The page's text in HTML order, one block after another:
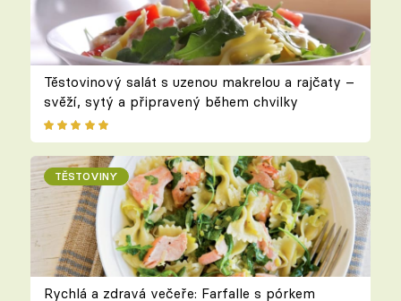
Těstovinový salát s uzenou makrelou a rajčaty –
svěží, sytý a připravený během chvilky
TĚSTOVINY
Rychlá a zdravá večeře: Farfalle s pórkem